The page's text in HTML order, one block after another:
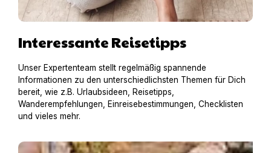
Interessante Reisetipps
Unser Expertenteam stellt regelmäßig spannende
Informationen zu den unterschiedlichsten Themen für Dich
bereit, wie z.B. Urlaubsideen, Reisetipps,
Wanderempfehlungen, Einreisebestimmungen, Checklisten
und vieles mehr.
Hausboot mit Hund